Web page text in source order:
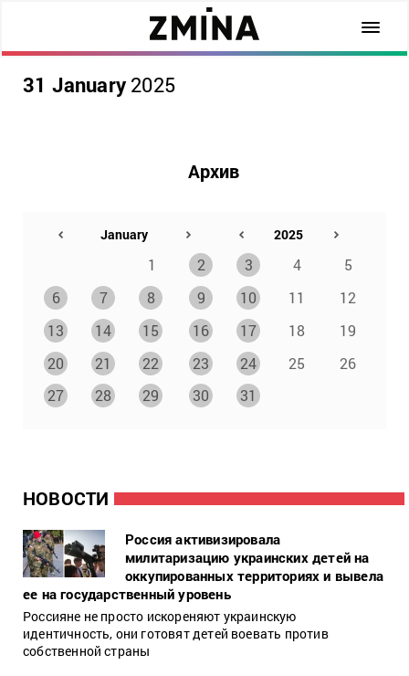
31 January 2025
НОВОСТИ
Россия активизировала
милитаризацию украинских детей на
оккупированных территориях и вывела
ее на государственный уровень
Россияне не просто искореняют украинскую
идентичность, они готовят детей воевать против
собственной страны
Архив
1 2 3 4
5
6
7 8 9 10 11
12
13
14 15 16 17 18
19
20
21 22 23 24 25
26
27
28 29 30 31